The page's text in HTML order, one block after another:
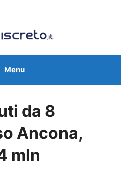
Menu
da 8
Ancona,
mln